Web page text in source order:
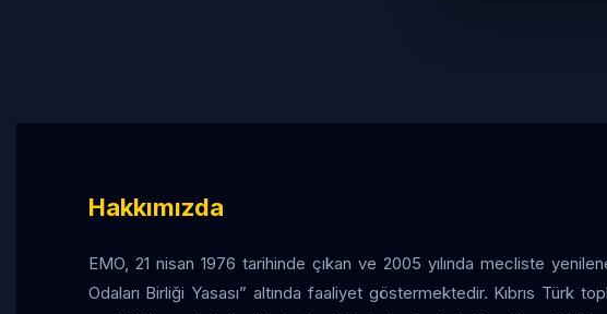
Hakkımızda
EMO, 21 nisan 1976 tarihinde çıkan ve 2005 yılında mecliste
Odaları Birliği Yasası” altında faaliyet göstermektedir. Kıbrıs Türk